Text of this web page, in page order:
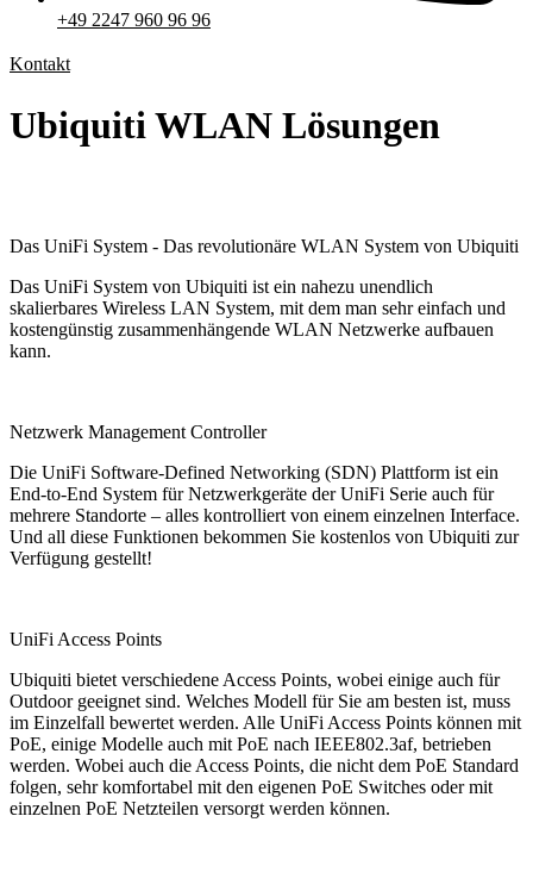
+49 2247 960 96 96
Kontakt
Ubiquiti WLAN Lösungen
Das UniFi System - Das revolutionäre WLAN System von Ubiquiti
Das UniFi System von Ubiquiti ist ein nahezu unendlich
skalierbares Wireless LAN System, mit dem man sehr einfach und
kostengünstig zusammenhängende WLAN Netzwerke aufbauen
kann.
Netzwerk Management Controller
Die UniFi Software-Defined Networking (SDN) Plattform ist ein
End-to-End System für Netzwerkgeräte der UniFi Serie auch für
mehrere Standorte – alles kontrolliert von einem einzelnen Interface.
Und all diese Funktionen bekommen Sie kostenlos von Ubiquiti zur
Verfügung gestellt!
UniFi Access Points
Ubiquiti bietet verschiedene Access Points, wobei einige auch für
Outdoor geeignet sind. Welches Modell für Sie am besten ist, muss
im Einzelfall bewertet werden. Alle UniFi Access Points können mit
PoE, einige Modelle auch mit PoE nach IEEE802.3af, betrieben
werden. Wobei auch die Access Points, die nicht dem PoE Standard
folgen, sehr komfortabel mit den eigenen PoE Switches oder mit
einzelnen PoE Netzteilen versorgt werden können.